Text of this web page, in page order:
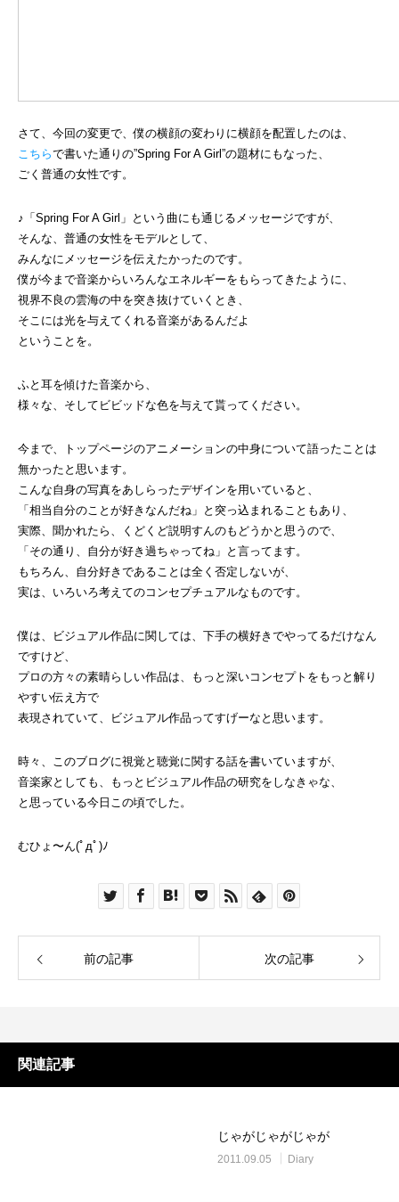
さて、今回の変更で、僕の横顔の変わりに横顔を配置したのは、
こちらで書いた通りの”Spring For A Girl”の題材にもなった、
ごく普通の女性です。
♪「Spring For A Girl」という曲にも通じるメッセージですが、
そんな、普通の女性をモデルとして、
みんなにメッセージを伝えたかったのです。
僕が今まで音楽からいろんなエネルギーをもらってきたように、
視界不良の雲海の中を突き抜けていくとき、
そこには光を与えてくれる音楽があるんだよ
ということを。
ふと耳を傾けた音楽から、
様々な、そしてビビッドな色を与えて貰ってください。
今まで、トップページのアニメーションの中身について語ったことは
無かったと思います。
こんな自身の写真をあしらったデザインを用いていると、
「相当自分のことが好きなんだね」と突っ込まれることもあり、
実際、聞かれたら、くどくど説明すんのもどうかと思うので、
「その通り、自分が好き過ちゃってね」と言ってます。
もちろん、自分好きであることは全く否定しないが、
実は、いろいろ考えてのコンセプチュアルなものです。
僕は、ビジュアル作品に関しては、下手の横好きでやってるだけなん
ですけど、
プロの方々の素晴らしい作品は、もっと深いコンセプトをもっと解り
やすい伝え方で
表現されていて、ビジュアル作品ってすげーなと思います。
時々、このブログに視覚と聴覚に関する話を書いていますが、
音楽家としても、もっとビジュアル作品の研究をしなきゃな、
と思っている今日この頃でした。
むひょ〜ん(ﾟдﾟ)ﾉ
前の記事 次の記事
関連記事
じゃがじゃがじゃが
2011.09.05 Diary